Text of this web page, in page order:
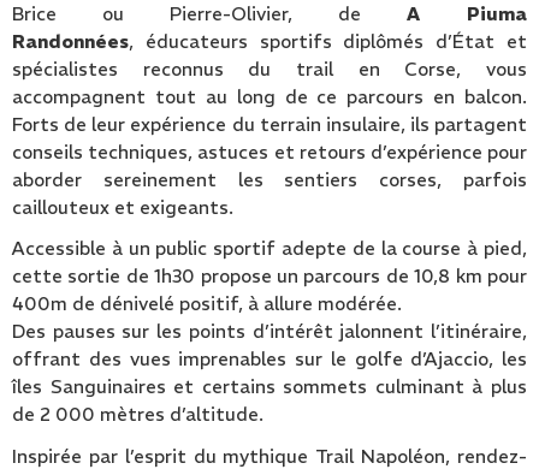
Brice ou Pierre-Olivier, de A Piuma
Randonnées, éducateurs sportifs diplômés d’État et
spécialistes reconnus du trail en Corse, vous
accompagnent tout au long de ce parcours en balcon.
Forts de leur expérience du terrain insulaire, ils partagent
conseils techniques, astuces et retours d’expérience pour
aborder sereinement les sentiers corses, parfois
caillouteux et exigeants.
Accessible à un public sportif adepte de la course à pied,
cette sortie de 1h30 propose un parcours de 10,8 km pour
400m de dénivelé positif, à allure modérée.
Des pauses sur les points d’intérêt jalonnent l’itinéraire,
offrant des vues imprenables sur le golfe d’Ajaccio, les
îles Sanguinaires et certains sommets culminant à plus
de 2 000 mètres d’altitude.
Inspirée par l’esprit du mythique Trail Napoléon, rendez-